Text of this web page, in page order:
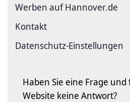
Werben auf Hannover.de
Kontakt
Datenschutz-Einstellungen
Haben Sie eine Frage
Website keine Antwort?